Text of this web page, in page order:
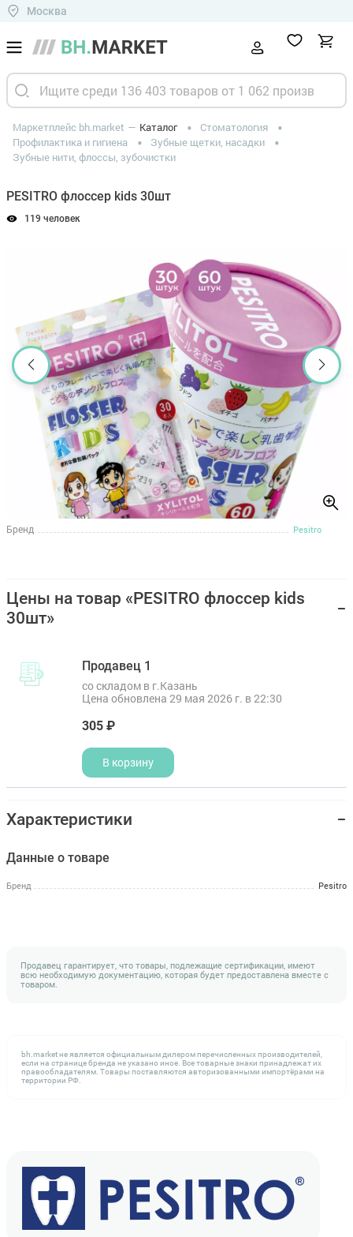
Москва
Маркетплейс bh.market Каталог
Стоматология
Профилактика и гигиена
Зубные щетки, насадки
Зубные нити, флоссы, зубочистки
PESITRO флоссер kids 30шт
119 человек
Бренд Pesitro
Цены на товар «PESITRO флоссер kids
30шт»
Продавец 1
со складом в г.Казань
Цена обновлена 29 мая 2026 г. в 22:30
305 ₽
В корзину
Характеристики
Данные о товаре
Бренд Pesitro
Продавец гарантирует, что товары, подлежащие сертификации, имеют
всю необходимую документацию, которая будет предоставлена вместе с
товаром.
bh.market не является официальным дилером перечисленных производителей,
если на странице бренда не указано иное. Все товарные знаки принадлежат их
правообладателям. Товары поставляются авторизованными импортёрами на
территории РФ.